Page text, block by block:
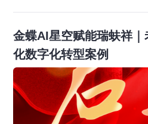
金蝶AI星空赋能瑞蚨祥
化数字化转型案例